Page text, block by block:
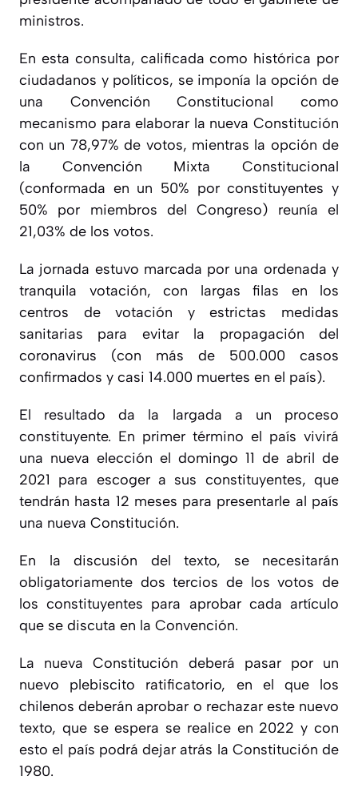
ministros.
En esta consulta, calificada como histórica por
ciudadanos y políticos, se imponía la opción de
una Convención Constitucional como
mecanismo para elaborar la nueva Constitución
con un 78,97% de votos, mientras la opción de
la Convención Mixta Constitucional
(conformada en un 50% por constituyentes y
50% por miembros del Congreso) reunía el
21,03% de los votos.
La jornada estuvo marcada por una ordenada y
tranquila votación, con largas filas en los
centros de votación y estrictas medidas
sanitarias para evitar la propagación del
coronavirus (con más de 500.000 casos
confirmados y casi 14.000 muertes en el país).
El resultado da la largada a un proceso
constituyente. En primer término el país vivirá
una nueva elección el domingo 11 de abril de
2021 para escoger a sus constituyentes, que
tendrán hasta 12 meses para presentarle al país
una nueva Constitución.
En la discusión del texto, se necesitarán
obligatoriamente dos tercios de los votos de
los constituyentes para aprobar cada artículo
que se discuta en la Convención.
La nueva Constitución deberá pasar por un
nuevo plebiscito ratificatorio, en el que los
chilenos deberán aprobar o rechazar este nuevo
texto, que se espera se realice en 2022 y con
esto el país podrá dejar atrás la Constitución de
1980.